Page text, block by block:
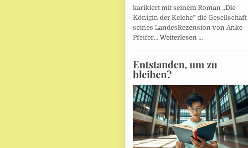
karikiert mit seinem Roman „Die
Königin der Kelche” die Gesellschaft
seines LandesRezension von Anke
Pfeifer… Weiterlesen …
Entstanden, um zu
bleiben?